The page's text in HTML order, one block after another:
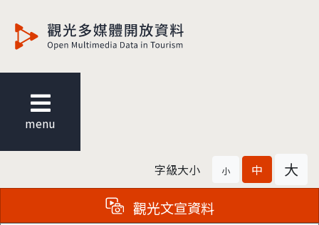
menu
字級大小 小 中 大
觀光文宣資料